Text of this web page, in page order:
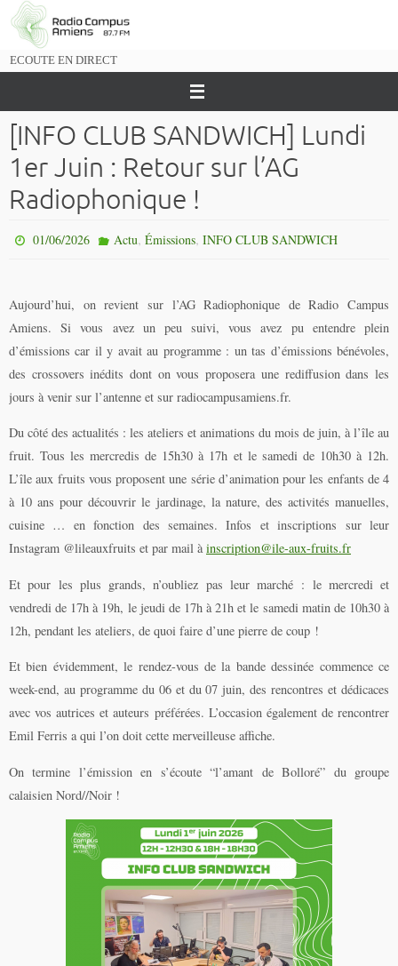
Passer
vers
ECOUTE EN DIRECT
[INFO CLUB SANDWICH] Lundi
1er Juin : Retour sur l’AG
Radiophonique !
01/06/2026 Actu, Émissions, INFO CLUB SANDWICH
Aujourd’hui, on revient sur l’AG Radiophonique de Radio Campus
Amiens. Si vous avez un peu suivi, vous avez pu entendre plein
d’émissions car il y avait au programme : un tas d’émissions bénévoles,
des crossovers inédits dont on vous proposera une rediffusion dans les
jours à venir sur l’antenne et sur radiocampusamiens.fr.
Du côté des actualités : les ateliers et animations du mois de juin, à l’île au
fruit. Tous les mercredis de 15h30 à 17h et le samedi de 10h30 à 12h.
L’île aux fruits vous proposent une série d’animation pour les enfants de 4
à 10 ans pour découvrir le jardinage, la nature, des activités manuelles,
cuisine … en fonction des semaines. Infos et inscriptions sur leur
Instagram @lileauxfruits et par mail àinscription@ile-aux-fruits.fr
Et pour les plus grands, n’oubliez pas leur marché : le mercredi et
vendredi de 17h à 19h, le jeudi de 17h à 21h et le samedi matin de 10h30 à
12h, pendant les ateliers, de quoi faire d’une pierre de coup !
Et bien évidemment, le rendez-vous de la bande dessinée commence ce
week-end, au programme du 06 et du 07 juin, des rencontres et dédicaces
avec vos autrices et auteurs préférées. L’occasion également de rencontrer
Emil Ferris a qui l’on doit cette merveilleuse affiche.
On termine l’émission en s’écoute “l’amant de Bolloré” du groupe
calaisien Nord//Noir !